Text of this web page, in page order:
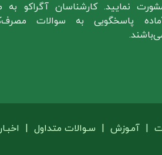
نمایید. کارشناسان آگراکو
پاسخگویی به سوالات
آمـوزش سـوالات متداول اخبـار